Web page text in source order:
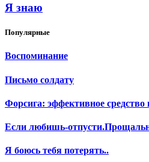
Я знаю
Популярные
Воспоминание
Письмо солдату
Форсига: эффективное средство
Если любишь-
Я боюсь тебя потерять..